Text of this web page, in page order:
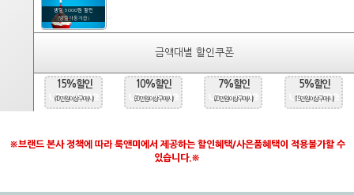
생일 5000원 할인
(당일자동지급)
금액대별 할인쿠폰
15%할인
(40만원 이상 구매시)
10%할인
(30만원 이상 구매시)
7%할인
(20만원 이상 구매시)
5%할인
(15만원 이상 구매시)
※브랜드 본사 정책에 따라 룩앤미에서 제공하는 할인혜택/사은품혜택이 적용불가할 수
있습니다.※